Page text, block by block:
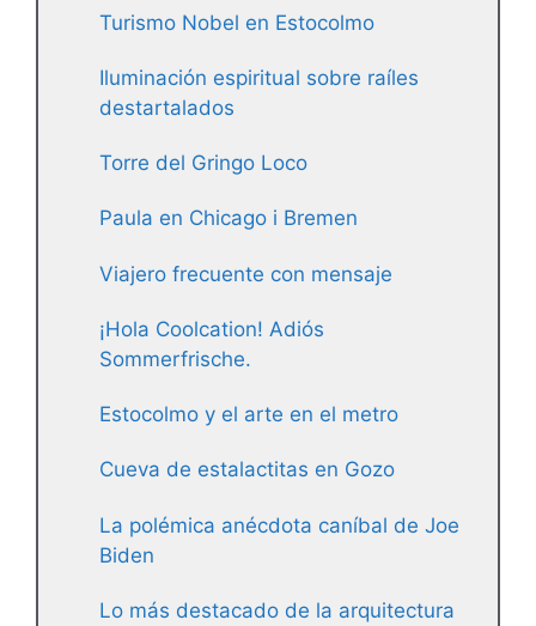
Turismo Nobel en Estocolmo
Iluminación espiritual sobre raíles
destartalados
Torre del Gringo Loco
Paula en Chicago i Bremen
Viajero frecuente con mensaje
¡Hola Coolcation! Adiós
Sommerfrische.
Estocolmo y el arte en el metro
Cueva de estalactitas en Gozo
La polémica anécdota caníbal de Joe
Biden
Lo más destacado de la arquitectura